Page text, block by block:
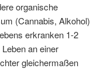
organische
(Cannabis, Alkohol)
erkranken 1-2
an einer
gleichermaßen